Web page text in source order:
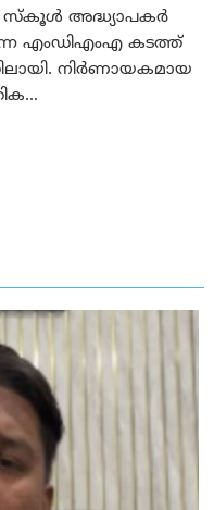
സ്കൂൾ അദ്ധ്യാപകർ
എംഡിഎംഎ കടത്ത്
നിർണായകമായ